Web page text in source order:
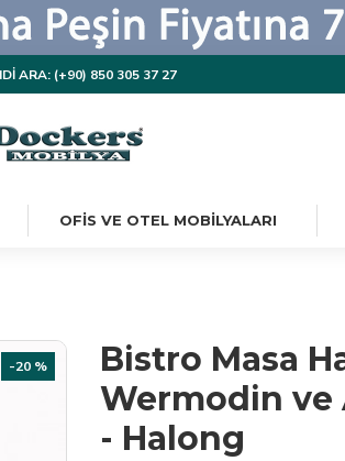
ARA: (+90) 850 305 37 27
OFIS VE OTEL MOBILYALARI
-20 %
Bistro Masa
Wermodin ve
- Halong